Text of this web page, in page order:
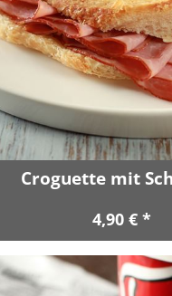
Croguette mit
4,90 € *